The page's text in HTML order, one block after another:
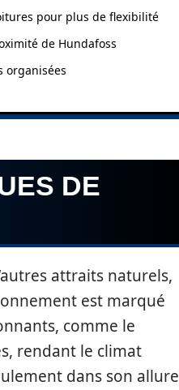
pour plus de flexibilité
de Hundafoss
organisées
DE
attraits naturels,
est marqué
comme le
rendant le climat
dans son allure